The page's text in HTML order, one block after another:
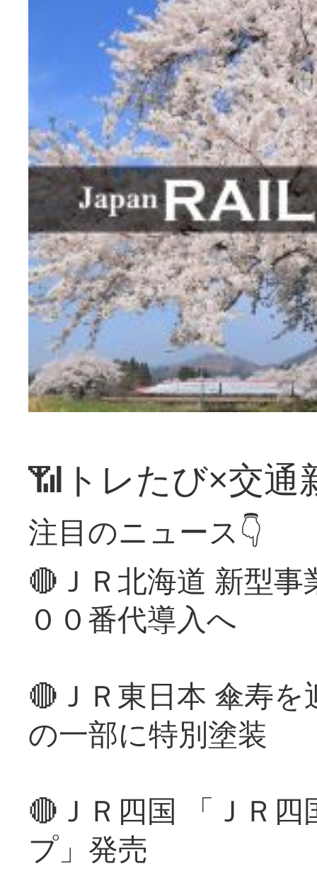
📶トレたび×交通
注目のニュース👇
🔴ＪＲ北海道 新型
００番代導入へ
🔴ＪＲ東日本 傘寿
の一部に特別塗装
🔴ＪＲ四国 「ＪＲ
プ」発売